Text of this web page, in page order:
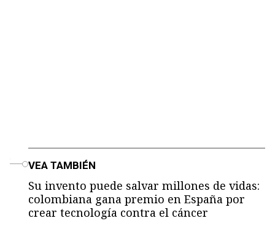
VEA TAMBIÉN
Su invento puede salvar millones de vidas:
colombiana gana premio en España por
crear tecnología contra el cáncer